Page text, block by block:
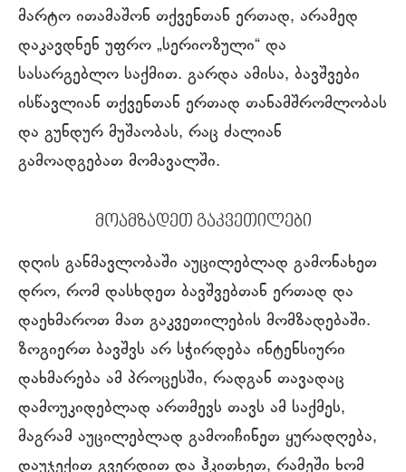
მარტო ითამაშონ თქვენთან ერთად, არამედ
დაკავდნენ უფრო „სერიოზული“ და
სასარგებლო საქმით. გარდა ამისა, ბავშვები
ისწავლიან თქვენთან ერთად თანამშრომლობას
და გუნდურ მუშაობას, რაც ძალიან
გამოადგებათ მომავალში.
მოამზადეთ გაკვეთილები
დღის განმავლობაში აუცილებლად გამონახეთ
დრო, რომ დასხდეთ ბავშვებთან ერთად და
დაეხმაროთ მათ გაკვეთილების მომზადებაში.
ზოგიერთ ბავშვს არ სჭირდება ინტენსიური
დახმარება ამ პროცესში, რადგან თავადაც
დამოუკიდებლად ართმევს თავს ამ საქმეს,
მაგრამ აუცილებლად გამოიჩინეთ ყურადღება,
დაუჯექით გვერდით და ჰკითხეთ, რამეში ხომ